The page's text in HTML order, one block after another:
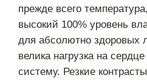
прежде всего
высокий 100% уровень
для абсолютно здоровых
велика нагрузка на
систему. Резкие